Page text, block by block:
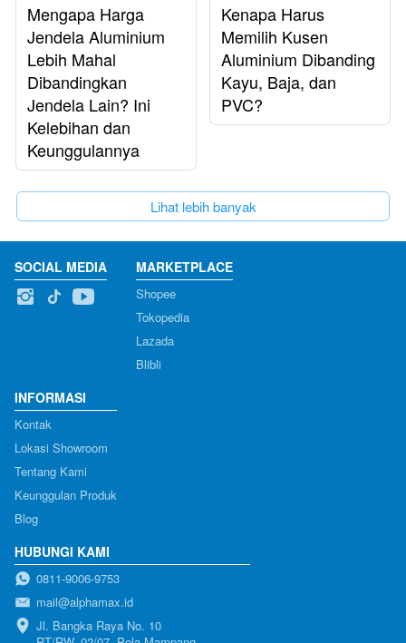
Mengapa Harga
Jendela Aluminium
Lebih Mahal
Dibandingkan
Jendela Lain? Ini
Kelebihan dan
Keunggulannya
Kenapa Harus
Memilih Kusen
Aluminium Dibanding
Kayu, Baja, dan
PVC?
`Lihat lebih banyak
SOCIAL MEDIA MARKETPLACE
Shopee
Tokopedia
Lazada
Blibli
INFORMASI
Kontak
Lokasi Showroom
Tentang Kami
Keunggulan Produk
Blog
HUBUNGI KAMI
0811-9006-9753
mail@alphamax.id
Jl. Bangka Raya No. 10